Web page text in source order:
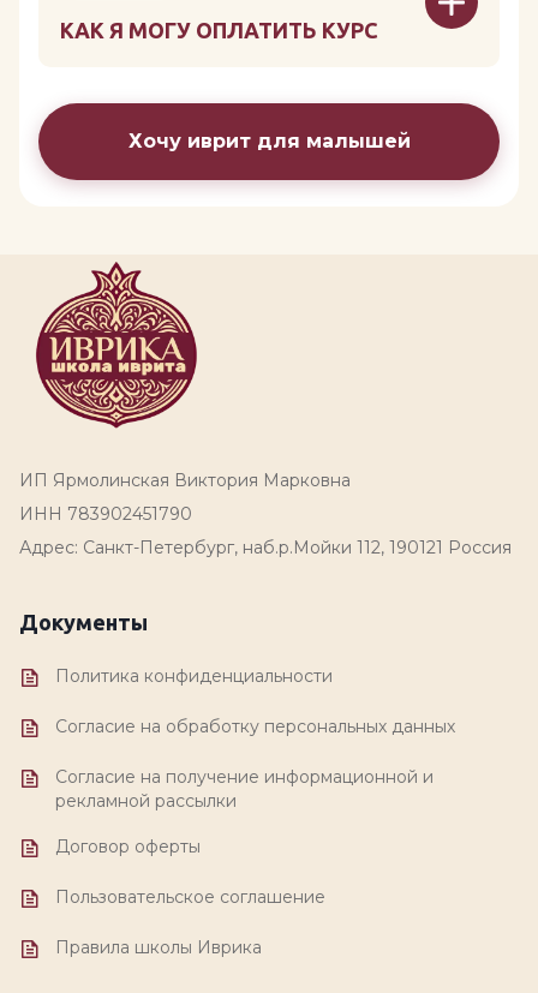
КАК Я МОГУ ОПЛАТИТЬ КУРС
Хочу иврит для малышей
ИП Ярмолинская Виктория Марковна
ИНН 783902451790
Адрес: Санкт-Петербург, наб.р.Мойки 112, 190121 Россия
Документы
Политика конфиденциальности
Согласие на обработку персональных данных
Согласие на получение информационной и
рекламной рассылки
Договор оферты
Пользовательское соглашение
Правила школы Иврика